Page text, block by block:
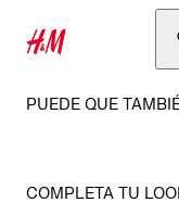
PUEDE QUE
COMPLETA TU